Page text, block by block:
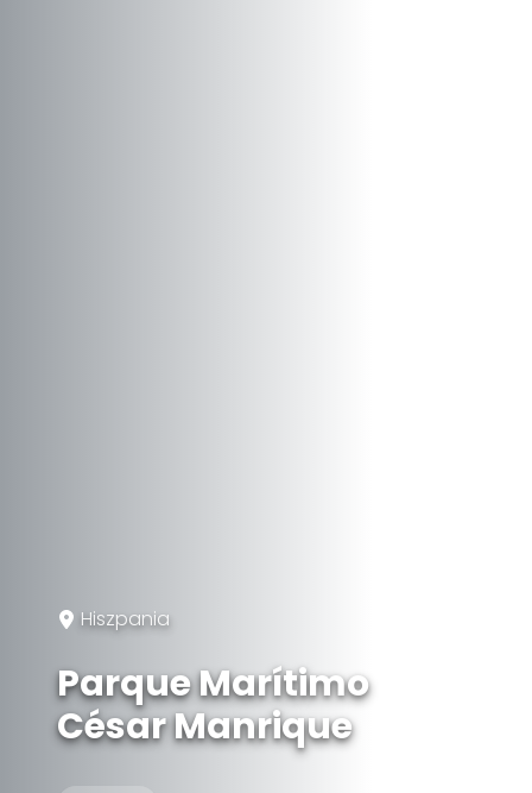
Hiszpania
Parque Marítimo
César Manrique